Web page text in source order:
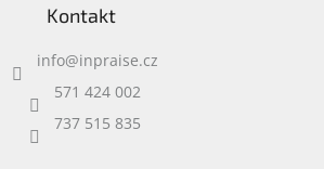
c
í
r
v
y
Kontakt
info@inpraise.cz
571 424 002
737 515 835